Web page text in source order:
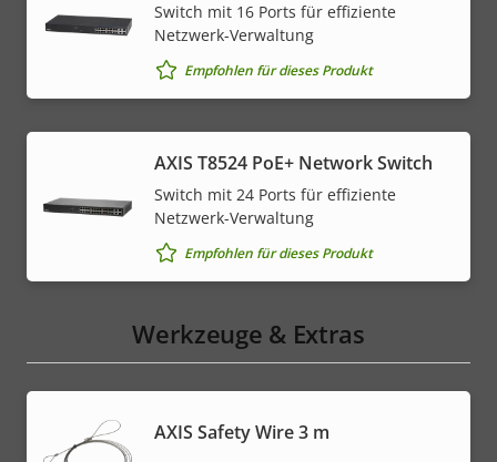
Switch mit 16 Ports für effiziente
Netzwerk-Verwaltung
Empfohlen für dieses Produkt
AXIS T8524 PoE+ Network Switch
Switch mit 24 Ports für effiziente
Netzwerk-Verwaltung
Empfohlen für dieses Produkt
Werkzeuge & Extras
AXIS Safety Wire 3 m